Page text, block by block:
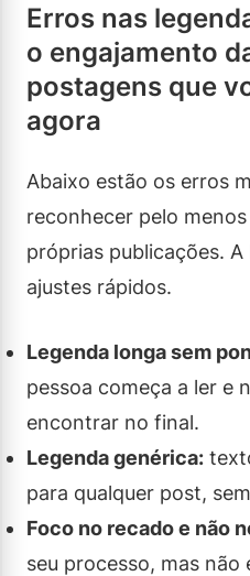
Erros nas
o engajamento
postagens que
agora
Abaixo estão os erros
reconhecer pelo
próprias publicações.
ajustes rápidos.
Legenda longa sem
pessoa começa a ler e
encontrar no final.
Legenda genérica:
para qualquer post,
Foco no recado e não
seu processo, mas não